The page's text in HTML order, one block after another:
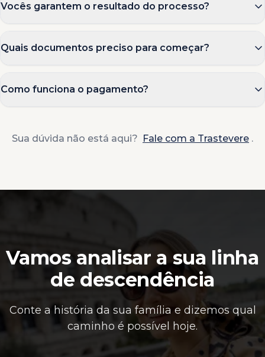
Vocês garantem o resultado do processo?
Quais documentos preciso para começar?
Como funciona o pagamento?
Sua dúvida não está aqui? Fale com a Trastevere .
Vamos analisar a sua linha
de descendência
Conte a história da sua família e dizemos qual
caminho é possível hoje.